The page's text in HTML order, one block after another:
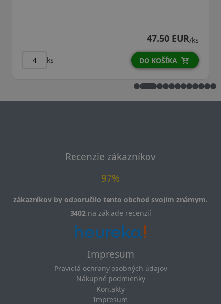
47.50 EUR/ks
ks DO KOŠÍKA
Recenzie zákazníkov
97%
zákazníkov by odporučilo tento obchod svojim známym.
3402na základe recenzií
Impresum
Pravidlá ochrany osobných údajov
Nákupné podmienky
Kontakty
Impresum